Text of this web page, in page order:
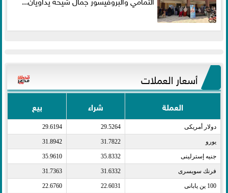
أسعار العملات
العملة شراء بيع
دولار أمريكى​ 29.5264
29.6194
يورو​ 31.7822
31.8942
جنيه إسترلينى​ 35.8332
35.9610
فرنك سويسرى​ 31.6332
31.7363
100 ين يابانى​ 22.6031
22.6760